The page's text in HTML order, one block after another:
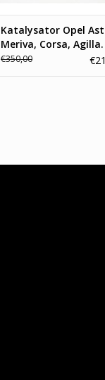
Katalysator Opel
Meriva, Corsa, Agilla.
€350,00